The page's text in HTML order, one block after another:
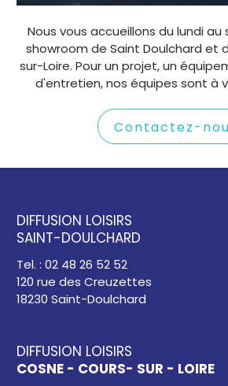
Nous vous accueillons du lundi
showroom de Saint Doulchard et
sur-Loire. Pour un projet, un
d'entretien, nos équipes sont à
Contactez-
DIFFUSION LOISIRS
SAINT-DOULCHARD
Tel. : 02 48 26 52 52
120 rue des Creuzettes
18230 Saint-Doulchard
DIFFUSION LOISIRS
COSNE - COURS- SUR - LOIRE